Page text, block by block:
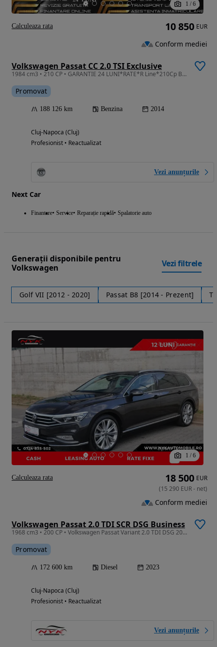
1 / 6
Volkswagen Passat CC 2.0 TSI Exclusive
1984 cm3 • 210 CP • GARANTIE 24 LUNI*RATE*R Line*210Cp Benzina*Trapa*Navi*Led*Ventilatie
Promovat
188 126 km Benzina 2014
Cluj-Napoca (Cluj)
Profesionist • Reactualizat
Vezi anunțurile
Next Car
Finantare Service Reparație rapidă Spalatorie auto
10 850 EUR
Conform mediei
Calculeaza rata
Generații disponibile pentru
Volkswagen
Vezi filtrele
Golf VII [2012 - 2020] Passat B8 [2014 - Prezent]
1 / 6
Volkswagen Passat 2.0 TDI SCR DSG Business
1968 cm3 • 200 CP • Volkswagen Passat Variant 2.0 TDI DSG 200 CP/Navi/Rate fixe/Garantie
Promovat
172 600 km Diesel 2023
Cluj-Napoca (Cluj)
Profesionist • Reactualizat
Vezi anunțurile
18 500 EUR
(15 290 EUR- net)
Conform mediei
Calculeaza rata